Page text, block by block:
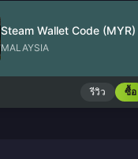
Steam Wallet Code (MYR)
MALAYSIA
รีวิว ซื้อ